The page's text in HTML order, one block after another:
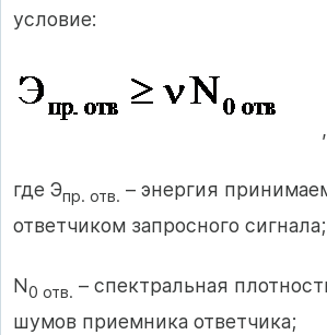
условие:
где Эпр. отв. – энергия
ответчиком запросного сигнала;
N0 отв. – спектральная
шумов приемника ответчика;